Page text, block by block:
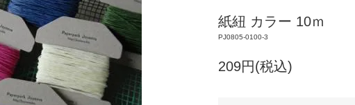
紙紐 カラー 10ｍ
PJ0805-0100-3
209円(税込)